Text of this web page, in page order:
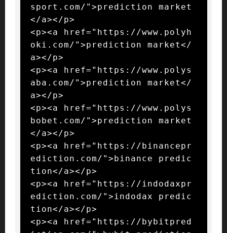
sport.com/">prediction market
</a></p>
<p><a href="https://www.polyh
oki.com/">prediction market</
a></p>
<p><a href="https://www.polys
aba.com/">prediction market</
a></p>
<p><a href="https://www.polys
bobet.com/">prediction market
</a></p>
<p><a href="https://binancepr
ediction.com/">binance predic
tion</a></p>
<p><a href="https://indodaxpr
ediction.com/">indodax predic
tion</a></p>
<p><a href="https://bybitpred